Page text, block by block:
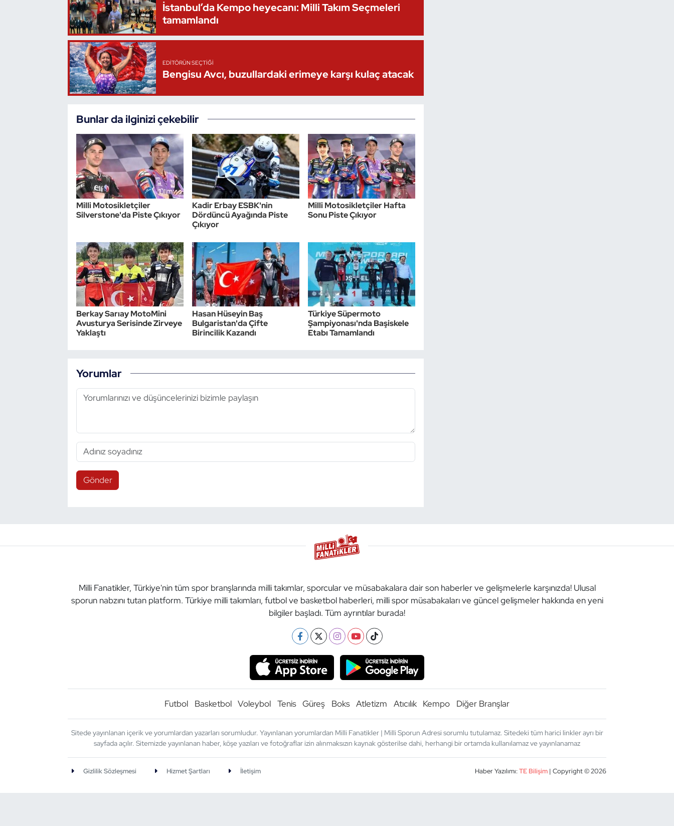
İstanbul’da Kempo heyecanı: Milli Takım Seçmeleri
tamamlandı
EDITÖRÜN SEÇTIĞI
Bengisu Avcı, buzullardaki erimeye karşı kulaç atacak
Bunlar da ilginizi çekebilir
Milli Motosikletçiler
Silverstone'da Piste Çıkıyor
Kadir Erbay ESBK'nin
Dördüncü Ayağında Piste
Çıkıyor
Milli Motosikletçiler Hafta
Sonu Piste Çıkıyor
Berkay Sarıay MotoMini
Avusturya Serisinde Zirveye
Yaklaştı
Hasan Hüseyin Baş
Bulgaristan'da Çifte
Birincilik Kazandı
Türkiye Süpermoto
Şampiyonası'nda Başiskele
Etabı Tamamlandı
Yorumlar
Gönder
Milli Fanatikler, Türkiye'nin tüm spor branşlarında milli takımlar, sporcular ve müsabakalara dair son haberler ve gelişmelerle karşınızda! Ulusal
sporun nabzını tutan platform. Türkiye milli takımları, futbol ve basketbol haberleri, milli spor müsabakaları ve güncel gelişmeler hakkında en yeni
bilgiler başladı. Tüm ayrıntılar burada!
Futbol Basketbol Voleybol Tenis Güreş Boks Atletizm Atıcılık Kempo Diğer Branşlar
Sitede yayınlanan içerik ve yorumlardan yazarları sorumludur. Yayınlanan yorumlardan Milli Fanatikler | Milli Sporun Adresi sorumlu tutulamaz. Sitedeki tüm harici linkler ayrı bir
sayfada açılır. Sitemizde yayınlanan haber, köşe yazıları ve fotoğraflar izin alınmaksızın kaynak gösterilse dahi, herhangi bir ortamda kullanılamaz ve yayınlanamaz
Gizlilik Sözleşmesi Hizmet Şartları İletişim Haber Yazılımı:TE Bilişim | Copyright © 2026
Masa Tenisi
Modern Pentatlon
Motor Sporları
Özel Sporcular
Sualtı Sporları
Vücut Geliştirme Fitness
Wushu Kungfu